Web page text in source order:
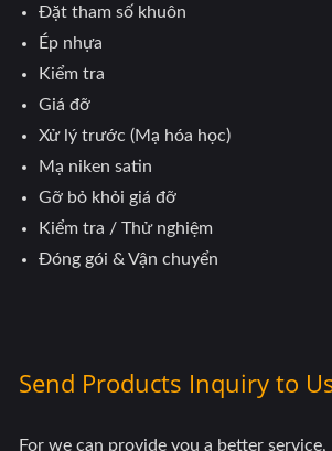
Đặt tham số khuôn
Ép nhựa
Kiểm tra
Giá đỡ
Xử lý trước (Mạ hóa học)
Mạ niken satin
Gỡ bỏ khỏi giá đỡ
Kiểm tra / Thử nghiệm
Đóng gói & Vận chuyển